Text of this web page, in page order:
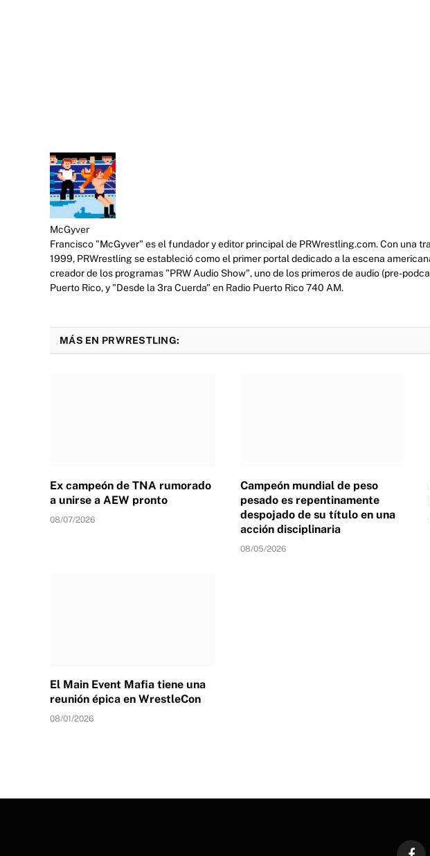
McGyver
Francisco "McGyver" es el fundador y editor principal de PRWrestling.com. Con una
1999, PRWrestling se estableció como el primer portal dedicado a la escena
creador de los programas "PRW Audio Show", uno de los primeros de audio (pre-
Puerto Rico, y "Desde la 3ra Cuerda" en Radio Puerto Rico 740 AM.
MÁS EN PRWRESTLING:
Ex campeón de TNA rumorado
a unirse a AEW pronto
08/07/2026
Campeón mundial de peso
pesado es repentinamente
despojado de su título en una
acción disciplinaria
08/05/2026
El Main Event Mafia tiene una
reunión épica en WrestleCon
08/01/2026